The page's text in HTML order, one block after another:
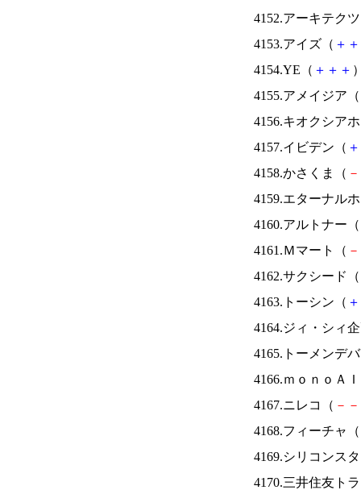
4152.アーキテク
4153.アイズ（ ＋ ＋
4154.YE（ ＋ ＋ ＋
4155.アメイジア（
4156.キオクシア
4157.イビデン（ ＋
4158.かさくま（ －
4159.エターナル
4160.アルトナー（
4161.Ｍマート（ －
4162.サクシード（
4163.トーシン（ ＋
4164.ジィ・シィ
4165.トーメンデ
4166.ｍｏｎｏＡ
4167.ニレコ（ － －
4168.フィーチャ（
4169.シリコンス
4170.三井住友ト